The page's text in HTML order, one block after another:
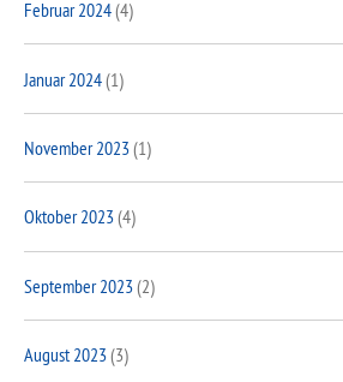
Februar 2024(4)
Januar 2024(1)
November 2023(1)
Oktober 2023(4)
September 2023(2)
August 2023(3)